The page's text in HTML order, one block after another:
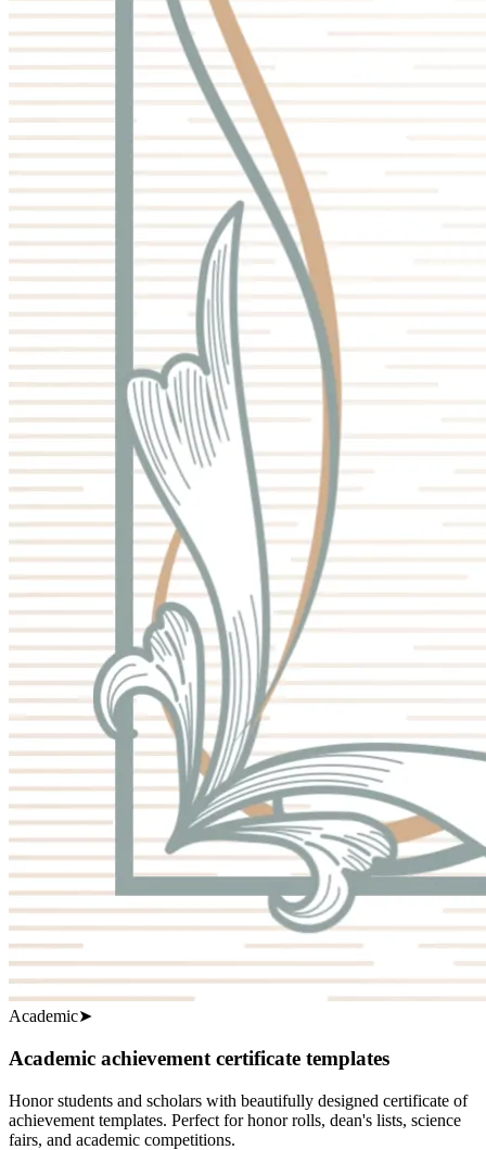
Academic➤
Academic achievement certificate templates
Honor students and scholars with beautifully designed certificate of
achievement templates. Perfect for honor rolls, dean's lists, science
fairs, and academic competitions.